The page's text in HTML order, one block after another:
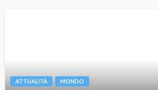
ATTUALITÀ MONDO